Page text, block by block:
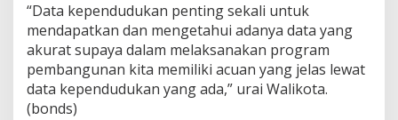
“Data kependudukan penting sekali untuk
mendapatkan dan mengetahui adanya data yang
akurat supaya dalam melaksanakan program
pembangunan kita memiliki acuan yang jelas lewat
data kependudukan yang ada,” urai Walikota.
(bonds)